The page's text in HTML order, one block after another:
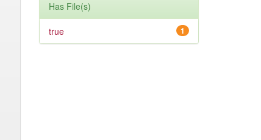
Has File(s)
1
true